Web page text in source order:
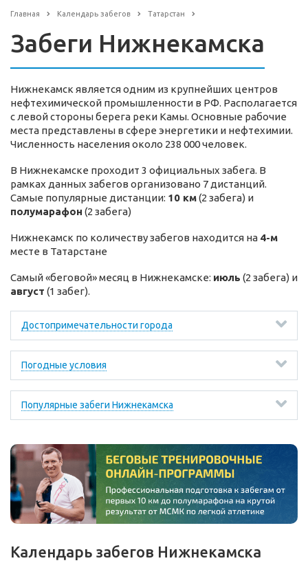
Главная Календарь забегов Татарстан
Забеги Нижнекамска
Нижнекамск является одним из крупнейших центров
нефтехимической промышленности в РФ. Располагается
с левой стороны берега реки Камы. Основные рабочие
места представлены в сфере энергетики и нефтехимии.
Численность населения около 238 000 человек.
В Нижнекамске проходит 3 официальных забега. В
рамках данных забегов организовано 7 дистанций.
Самые популярные дистанции: 10 км(2 забега) и
полумарафон (2 забега)
Нижнекамск по количеству забегов находится на 4-м
месте в Татарстане
Самый «беговой» месяц в Нижнекамске: июль (2 забега) и
август (1 забег).
Достопримечательности города
Погодные условия
Популярные забеги Нижнекамска
Календарь забегов Нижнекамска